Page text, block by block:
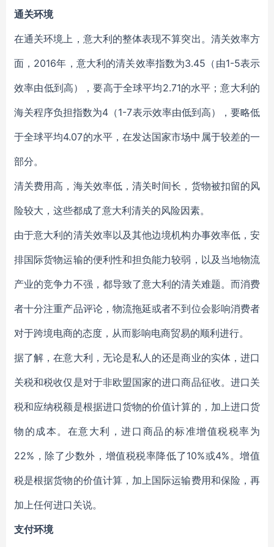
通关环境
在通关环境上，意大利的整体表现不算突出。清关效率方
面，2016年，意大利的清关效率指数为3.45（由1-5表示
效率由低到高），要高于全球平均2.71的水平；意大利的
海关程序负担指数为4（1-7表示效率由低到高），要略低
于全球平均4.07的水平，在发达国家市场中属于较差的一
部分。
清关费用高，海关效率低，清关时间长，货物被扣留的风
险较大，这些都成了意大利清关的风险因素。
由于意大利的清关效率以及其他边境机构办事效率低，安
排国际货物运输的便利性和担负能力较弱，以及当地物流
产业的竞争力不强，都导致了意大利的清关难题。而消费
者十分注重产品评论，物流拖延或者不到位会影响消费者
对于跨境电商的态度，从而影响电商贸易的顺利进行。
据了解，在意大利，无论是私人的还是商业的实体，进口
关税和税收仅是对于非欧盟国家的进口商品征收。进口关
税和应纳税额是根据进口货物的价值计算的，加上进口货
物的成本。在意大利，进口商品的标准增值税税率为
22%，除了少数外，增值税税率降低了10%或4%。增值
税是根据货物的价值计算，加上国际运输费用和保险，再
加上任何进口关说。
支付环境